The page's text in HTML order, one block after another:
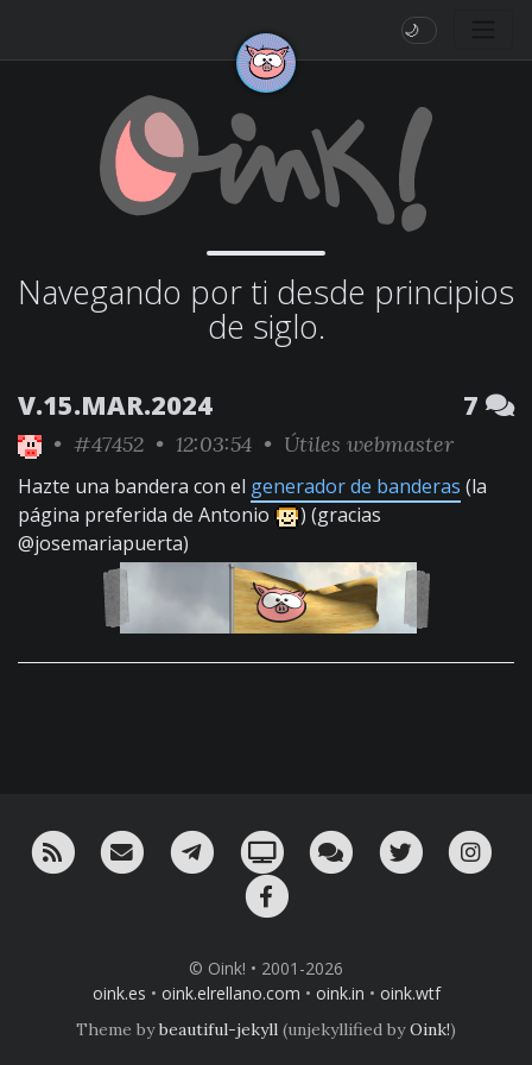
🌙
Navegando por ti desde principios
de siglo.
V.15.MAR.2024 7
• #47452 • 12:03:54 • Útiles webmaster
Hazte una bandera con el generador de banderas (la
página preferida de Antonio
) (gracias
@josemariapuerta)
RSS ¡Mándame un email!¡Nuestro canal en Telegram!
Oink! TV Charla con nosotros
Twitter
© Oink! • 2001-2026
oink.es • oink.elrellano.com • oink.in • oink.wtf
Theme bybeautiful-jekyll (unjekyllified byOink!)